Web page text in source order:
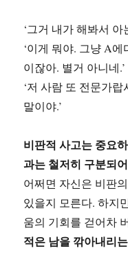
‘그거 내가 해봐서
‘이게 뭐야. 그냥 A
이잖아. 별거 아니네.’
‘저 사람 또 전문가
말이야.’
비판적 사고는 중요
과는 철저히 구분되
어쩌면 자신은 비판
있을지 모른다. 하지
움의 기회를 걷어차
적은 남을 깎아내리